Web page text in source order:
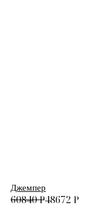
Джемпер
60840₽48672 ₽